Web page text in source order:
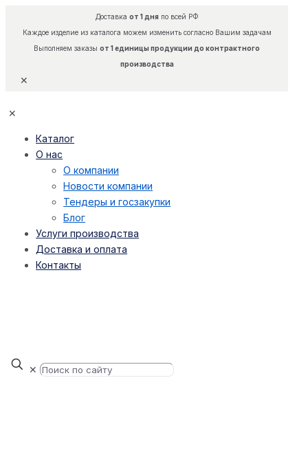
Доставка от 1 дняпо всей РФ
Каждое изделие из каталога можем изменить согласно Вашим задачам
Выполняем заказы от 1 единицы продукции до контрактного
производства
✕
✕
Каталог
О нас
О компании
Новости компании
Тендеры и госзакупки
Блог
Услуги производства
Доставка и оплата
Контакты
✕